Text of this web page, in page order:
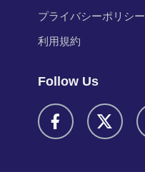
プライバシーポリシー
利用規約
Follow Us